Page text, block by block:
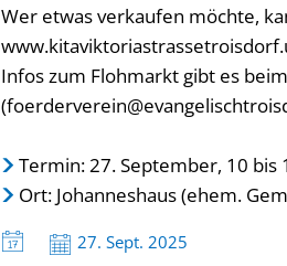
Wer etwas verkaufen möchte,
Infos zum Flohmarkt gibt es
Termin: 27. September, 10 bis
Ort: Johanneshaus (ehem.
Datum:
27. Sept. 2025